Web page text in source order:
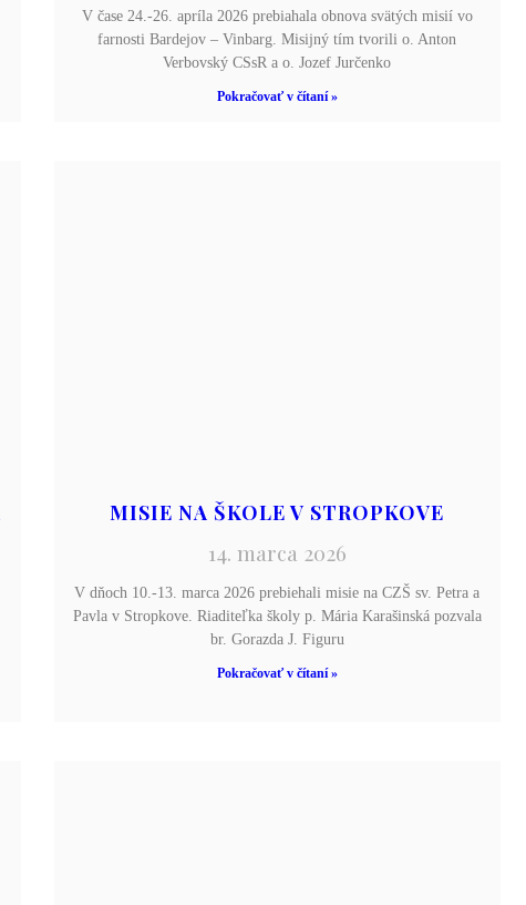
V čase 24.-26. apríla 2026 prebiahala obnova svätých misií vo
farnosti Bardejov – Vinbarg. Misijný tím tvorili o. Anton
Verbovský CSsR a o. Jozef Jurčenko
Pokračovať v čítaní »
MISIE NA ŠKOLE V STROPKOVE
14. marca 2026
V dňoch 10.-13. marca 2026 prebiehali misie na CZŠ sv. Petra a
Pavla v Stropkove. Riaditeľka školy p. Mária Karašinská pozvala
br. Gorazda J. Figuru
Pokračovať v čítaní »